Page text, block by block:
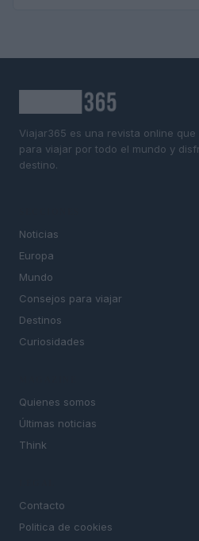
Viajar365 es una revista online
para viajar por todo el mundo y
destino.
Noticias
Europa
Mundo
Consejos para viajar
Destinos
Curiosidades
Quienes somos
Últimas noticias
Think
Contacto
Politica de cookies